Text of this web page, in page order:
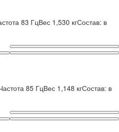
83 ГцВес 1,530 кгСостав: в
85 ГцВес 1,148 кгСостав: в